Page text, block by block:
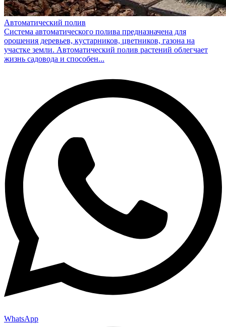
Автоматический полив
Система автоматического полива предназначена для
орошения деревьев, кустарников, цветников, газона на
участке земли. Автоматический полив растений облегчает
жизнь садовода и способен...
WhatsApp